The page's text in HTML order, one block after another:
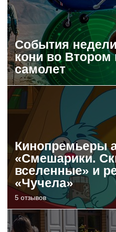
События
кони во
самолет
Кинопремьеры
«Смешарики.
вселенные» и
«Чучела»
5 отзывов